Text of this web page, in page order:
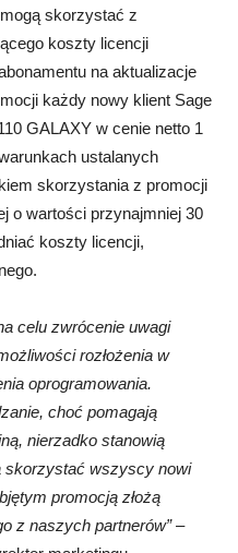
skorzystać z
koszty licencji
na aktualizacje
każdy nowy klient Sage
GALAXY w cenie netto 1
ustalanych
skorzystania z promocji
o wartości przynajmniej 30
koszty licencji,
celu zwrócenie uwagi
rozłożenia w
oprogramowania.
choć pomagają
nierzadko stanowią
skorzystać wszyscy nowi
promocją złożą
z naszych partnerów”–